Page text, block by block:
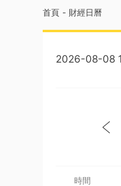
首頁 - 財經日曆
2026-08-08
時間